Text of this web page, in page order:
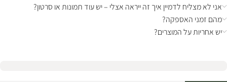
אני לא מצליח לדמיין איך זה ייראה אצלי – יש עוד תמונות או סרטון?
מהם זמני האספקה?
יש אחריות על המוצרים?